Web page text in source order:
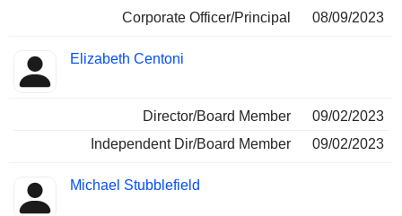
Corporate Officer/Principal 08/09/2023
Elizabeth Centoni
Director/Board Member
09/02/2023
Independent Dir/Board Member
09/02/2023
Michael Stubblefield